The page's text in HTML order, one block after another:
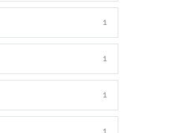
1
1
1
1